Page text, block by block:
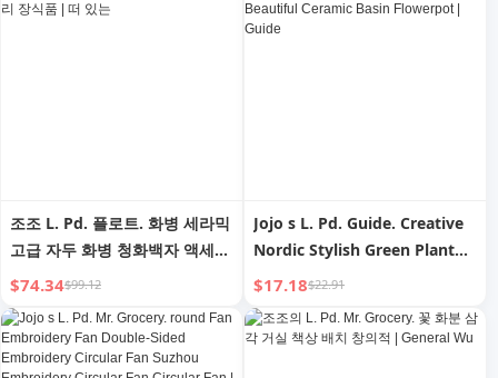
조조 L. Pd. 플로트. 화병 세라믹
고급 자두 화병 청화백자 액세스
가능한 럭셔리 장식품 | 떠 있는
$74.34$99.12
Jojo s L. Pd. Guide. Creative
Nordic Stylish Green Plant
Ceramic Basin Beautiful
Ceramic Basin Flowerpot |
Guide
$17.18$22.91